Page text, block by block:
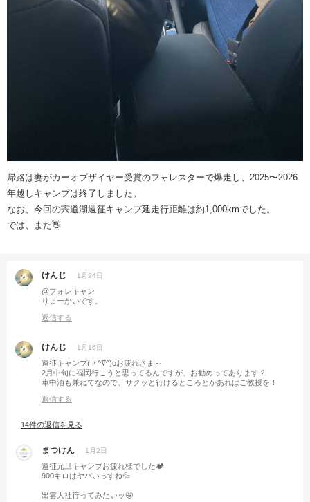
帰路は妻がカーオブザイヤー受賞のフォレスターで爆走し、2025〜2026
年越しキャンプは終了しました。
なお、今回の宍道湖遠征キャンプ延走行距離は約1,000kmでした。
では、また👋
けんじ 1月24日
@フォレキャン
りょーかいです。
返信する
けんじ 1月16日
遠征キャンプ(〃^∇^)oお疲れさま～
2月中旬に福岡行こうと思ってるんですが、お勧めってあります？
車中泊も兼ねてなので、サクッと行けるところとかあればご教授を！
返信する
14件の返信を見る
まつけん 1月2日
遠征元旦キャンプお疲れ様でした🏕️
900キロはヤバいっすね💦
出雲大社行ってみたいッ🤩